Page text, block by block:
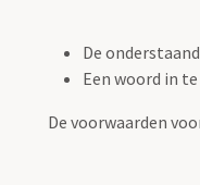
De
Een woord in
De voorwaarden